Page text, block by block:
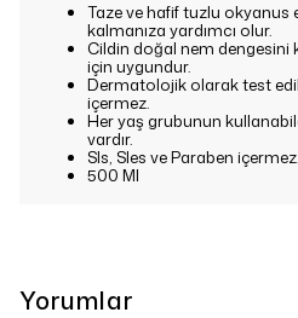
Taze ve hafif tuzlu okyanus
kalmanıza yardımcı olur.
Cildin doğal nem dengesini
için uygundur.
Dermatolojik olarak test
içermez.
Her yaş grubunun
vardır.
Sls, Sles ve Paraben içermez.
500 Ml
Yorumlar